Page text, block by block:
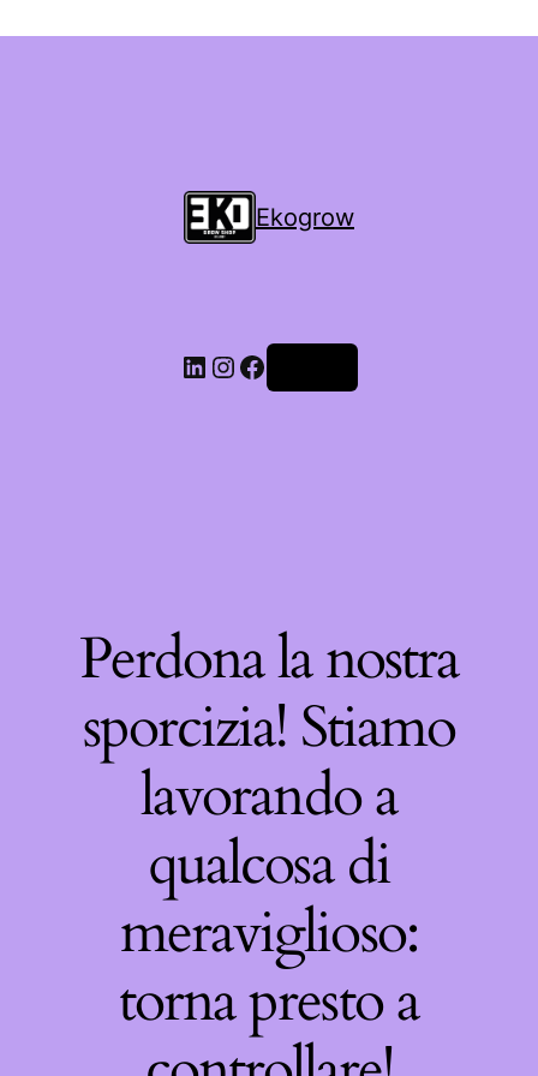
Ekogrow
Perdona la nostra
sporcizia! Stiamo
lavorando a
qualcosa di
meraviglioso:
torna presto a